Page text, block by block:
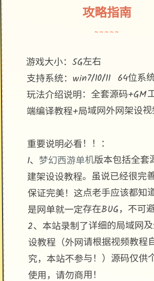
攻略指南
~~~~~
游戏大小：5G左右
支持系统：win7/10/11 64位系
玩法介绍说明：全套源码+GM
端编译教程+局域网外网架设
重要说明必看！！：
1、梦幻西游单机版本包括全套
建架设设教程。虽说已经很完
保证完美！这点老手应该都知
是网单就一定存在BUG，不可
2、本站录制了详细的局域网
设教程（外网请根据视频教程
究，本站不参与！）源码仅供
使用，请勿商用！